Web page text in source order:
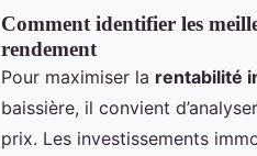
Comment identifier les
rendement
Pour maximiser la rentabilité
baissière, il convient
prix. Les investissements